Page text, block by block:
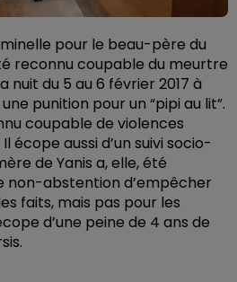
pour le beau-père du
reconnu coupable du meurtre
nuit du 5 au 6 février 2017 à
punition pour un “pipi au lit”.
coupable de violences
écope aussi d’un suivi socio-
de Yanis a, elle, été
non-abstention d’empêcher
faits, mais pas pour les
d’une peine de 4 ans de